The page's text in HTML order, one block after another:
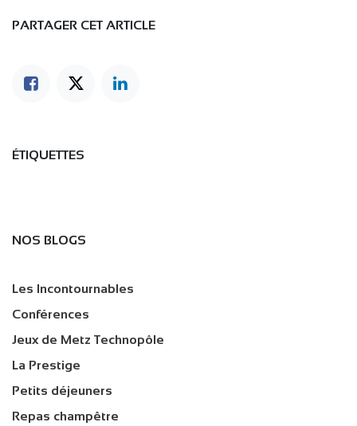
PARTAGER CET ARTICLE
ÉTIQUETTES
NOS BLOGS
Les Incontournables
Conférences
Jeux de Metz Technopôle
La Prestige
Petits déjeuners
Repas champêtre